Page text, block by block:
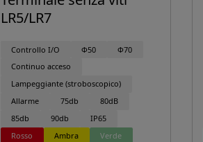
LR5/LR7
Controllo I/O Φ50
Φ70
Continuo acceso
Lampeggiante (stroboscopico)
Allarme
75db
80dB
85db
90db
IP65
Rosso
Ambra
Verde